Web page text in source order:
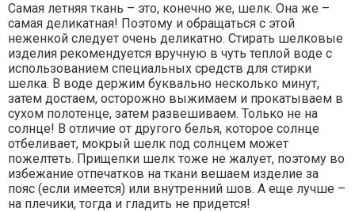
Самая летняя ткань – это, конечно же, шелк. Она же –
самая деликатная! Поэтому и обращаться с этой
неженкой следует очень деликатно. Стирать шелковые
изделия рекомендуется вручную в чуть теплой воде с
использованием специальных средств для стирки
шелка. В воде держим буквально несколько минут,
затем достаем, осторожно выжимаем и прокатываем в
сухом полотенце, затем развешиваем. Только не на
солнце! В отличие от другого белья, которое солнце
отбеливает, мокрый шелк под солнцем может
пожелтеть. Прищепки шелк тоже не жалует, поэтому во
избежание отпечатков на ткани вешаем изделие за
пояс (если имеется) или внутренний шов. А еще лучше –
на плечики, тогда и гладить не придется!